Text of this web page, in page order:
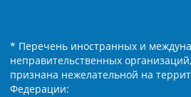
* Перечень иностранных и
неправительственных
признана нежелательной на
Федерации: